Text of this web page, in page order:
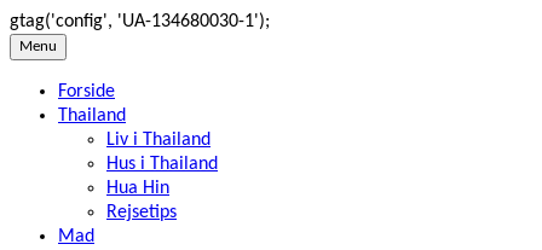
gtag('config', 'UA-134680030-1');
Skip
content
Menu
Forside
Thailand
Liv i Thailand
Hus i Thailand
Hua Hin
Rejsetips
Mad